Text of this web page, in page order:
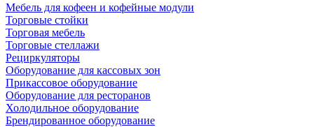
Мебель для кофеен и кофейные модули
Торговые стойки
Торговая мебель
Торговые стеллажи
Рециркуляторы
Оборудование для кассовых зон
Прикассовое оборудование
Оборудование для ресторанов
Холодильное оборудование
Брендированное оборудование